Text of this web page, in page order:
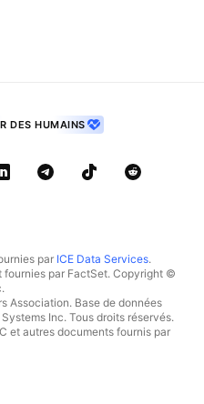
DES HUMAINS
par ICE Data Services.
fournies par FactSet. Copyright ©
Association. Base de données
Inc. Tous droits réservés.
et autres documents fournis par